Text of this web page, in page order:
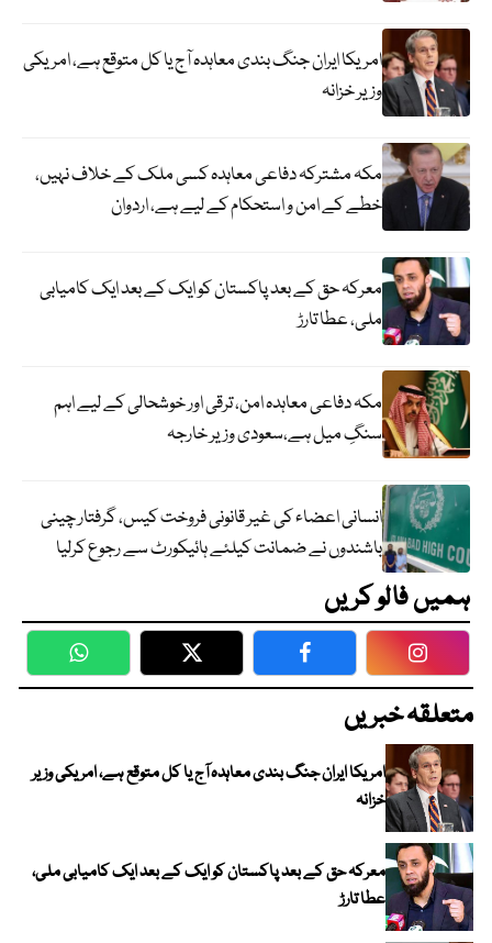
امریکا ایران جنگ بندی معاہدہ آج یا کل متوقع ہے، امریکی
وزیر خزانہ
مکہ مشترکہ دفاعی معاہدہ کسی ملک کے خلاف نہیں،
خطے کے امن و استحکام کے لیے ہے، اردوان
معرکہ حق کے بعد پاکستان کو ایک کے بعد ایک کامیابی
ملی، عطا تارڑ
مکہ دفاعی معاہدہ امن، ترقی اور خوشحالی کے لیے اہم
سنگِ میل ہے،سعودی وزیر خارجہ
انسانی اعضاء کی غیر قانونی فروخت کیس، گرفتار چینی
باشندوں نے ضمانت کیلئے ہائیکورٹ سے رجوع کرلیا
ہمیں فالو کریں
WhatsApp Twitter Facebook
متعلقہ خبریں
امریکا ایران جنگ بندی معاہدہ آج یا کل متوقع ہے، امریکی وزیر
خزانہ
معرکہ حق کے بعد پاکستان کو ایک کے بعد ایک کامیابی ملی،
عطا تارڑ